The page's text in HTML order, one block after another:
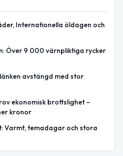
Internationella öldagen och
Över 9 000 värnpliktiga rycker
avstängd med stor
ekonomisk brottslighet –
kronor
Varmt, temadagar och stora